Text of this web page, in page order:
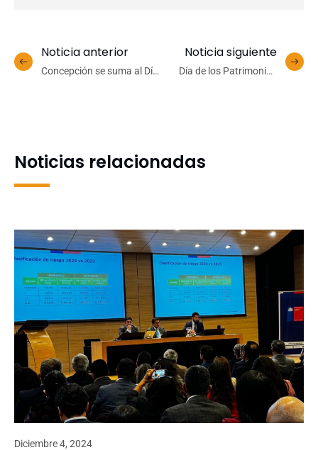
Noticia anterior
Concepción se suma al Día
Noticia siguiente
Día de los Patrimonios
Noticias relacionadas
Diciembre 4, 2024